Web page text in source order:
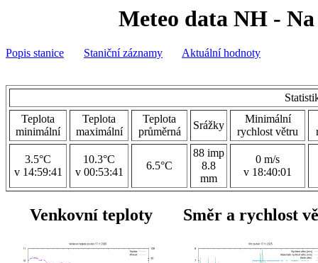
Meteo data NH - Na
Popis stanice Staniční záznamy Aktuální hodnoty
Teplota
minimální
Teplota
maximální
Teplota
průměrná
Srážky
Minimální
rychlost větru
3.5°C
v 14:59:41
10.3°C
v 00:53:41
6.5°C
88 imp
8.8
mm
0 m/s
v 18:40:01
Venkovní teploty Směr a rychlost